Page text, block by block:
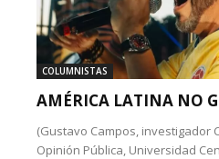
COLUMNISTAS
AMÉRICA LATINA NO
(Gustavo Campos, investigador
Opinión Pública, Universidad